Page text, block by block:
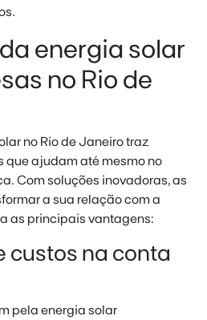
energia solar
no Rio de
no Rio de Janeiro traz
que ajudam até mesmo no
Com soluções inovadoras, as
a sua relação com a
as principais vantagens:
custos na conta
pela energia solar